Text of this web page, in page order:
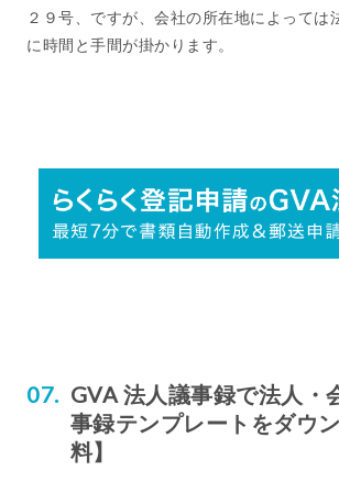
２９号、ですが、会社の所在地によっては
に時間と手間が掛かります。
GVA 法人議事録で法人・
事録テンプレートをダウ
料】